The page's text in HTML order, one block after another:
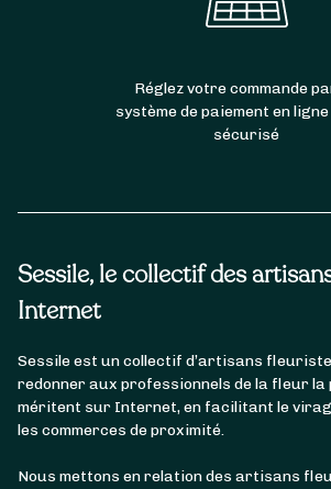
Sessile, le collectif des
Internet
Sessile est un collectif d’artisans
redonner aux professionnels de la fleur la
méritent sur Internet, en facilitant le
les commerces de proximité.
Nous mettons en relation des artisans
Réglez votre commande
système de paiement en
sécurisé